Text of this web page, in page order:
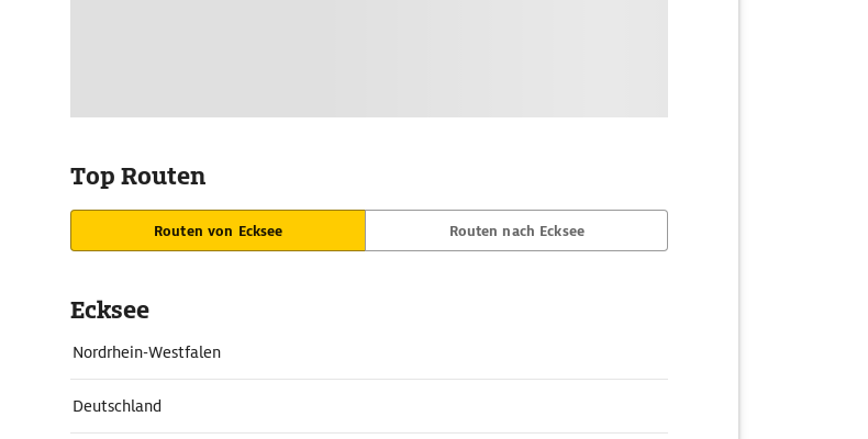
Top Routen
Routen von Ecksee Routen nach Ecksee
Ecksee
Nordrhein-Westfalen
Deutschland